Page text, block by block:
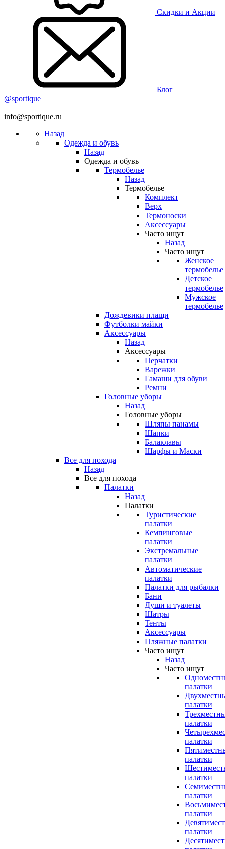
Скидки и Акции
Блог
@sportique
info@sportique.ru
Назад
Одежда и обувь
Назад
Одежда и обувь
Термобелье
Назад
Термобелье
Комплект
Верх
Термоноски
Аксессуары
Часто ищут
Назад
Часто ищут
Женское
термобелье
Детское
термобелье
Мужское
термобелье
Дождевики плащи
Футболки майки
Аксессуары
Назад
Аксессуары
Перчатки
Варежки
Гамаши для обуви
Ремни
Головные уборы
Назад
Головные уборы
Шляпы панамы
Шапки
Балаклавы
Шарфы и Маски
Все для похода
Назад
Все для похода
Палатки
Назад
Палатки
Туристические
палатки
Кемпинговые
палатки
Экстремальные
палатки
Автоматические
палатки
Палатки для рыбалки
Бани
Души и туалеты
Шатры
Тенты
Аксессуары
Пляжные палатки
Часто ищут
Назад
Часто ищут
палатки
палатки
палатки
палатки
палатки
палатки
палатки
палатки
палатки